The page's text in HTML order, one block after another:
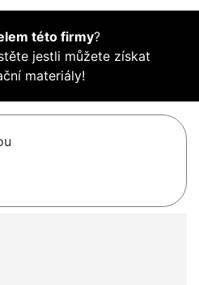
této firmy?
jestli můžete získat
materiály!